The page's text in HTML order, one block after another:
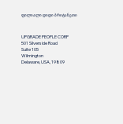
ფილიალი დიდი ბრიტანეთი
UPGRADE PEOPLE CORP
501 Silverside Road
Suite 105
Wilmington
Delaware, USA, 19809